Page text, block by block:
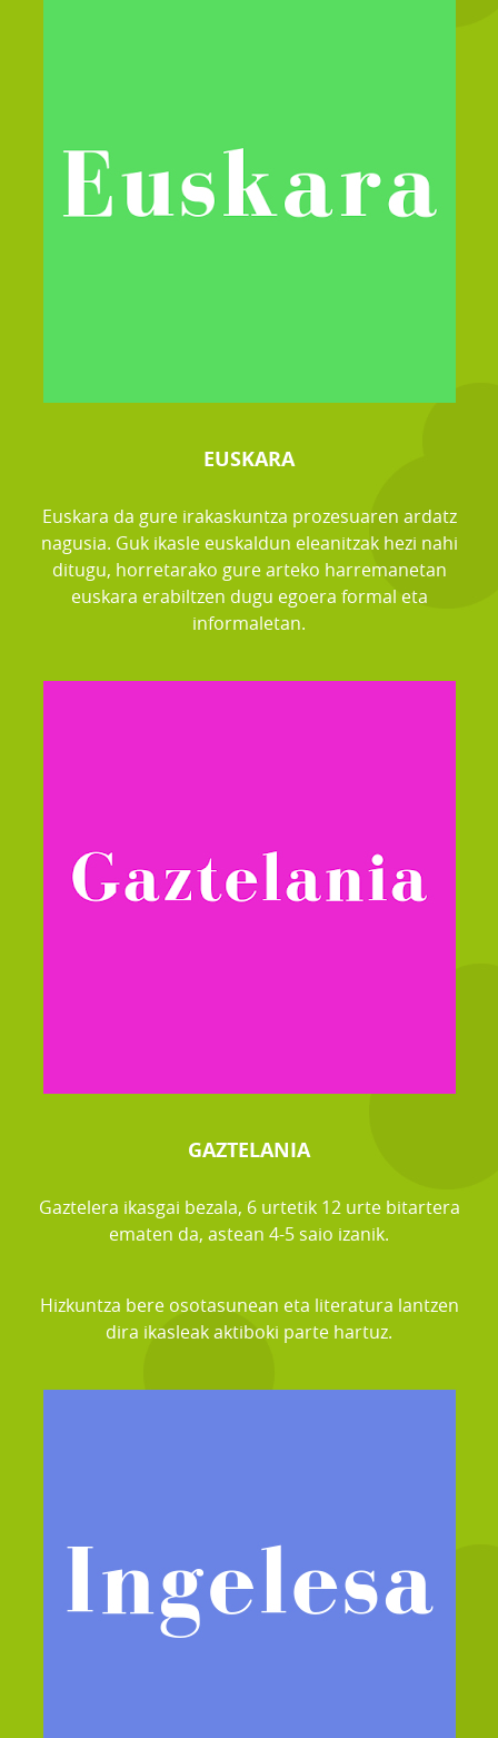
EUSKARA
Euskara da gure irakaskuntza prozesuaren ardatz
nagusia. Guk ikasle euskaldun eleanitzak hezi nahi
ditugu, horretarako gure arteko harremanetan
euskara erabiltzen dugu egoera formal eta
informaletan.
GAZTELANIA
Gaztelera ikasgai bezala, 6 urtetik 12 urte bitartera
ematen da, astean 4-5 saio izanik.
Hizkuntza bere osotasunean eta literatura lantzen
dira ikasleak aktiboki parte hartuz.